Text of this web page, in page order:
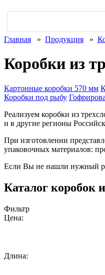
Главная » Продукция »
Коробки из
Картонные коробки 570 мм
Коробки под рыбу
Реализуем коробки из
и в другие регионы
При изготовлении
упаковочных материалов:
Если Вы не нашли нужный
Каталог коробок
Фильтр
Цена:
Длина: